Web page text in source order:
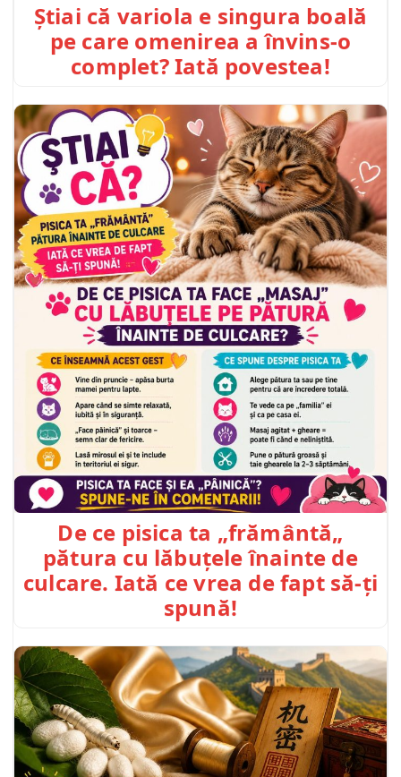
Știai că variola e singura boală
pe care omenirea a învins-o
complet? Iată povestea!
De ce pisica ta „frământă„
pătura cu lăbuțele înainte de
culcare. Iată ce vrea de fapt să-ți
spună!